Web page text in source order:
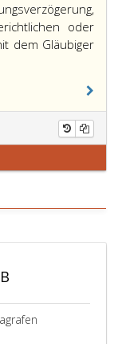
oder
dem Gläubiger